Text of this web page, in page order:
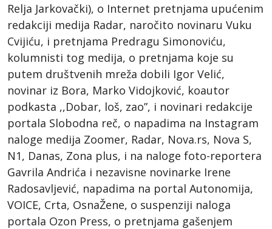
Relja Jarkovački), o Internet pretnjama upućenim
redakciji medija Radar, naročito novinaru Vuku
Cvijiću, i pretnjama Predragu Simonoviću,
kolumnisti tog medija, o pretnjama koje su
putem društvenih mreža dobili Igor Velić,
novinar iz Bora, Marko Vidojković, koautor
podkasta ,,Dobar, loš, zao”, i novinari redakcije
portala Slobodna reč, o napadima na Instagram
naloge medija Zoomer, Radar, Nova.rs, Nova S,
N1, Danas, Zona plus, i na naloge foto-reportera
Gavrila Andrića i nezavisne novinarke Irene
Radosavljević, napadima na portal Autonomija,
VOICE, Crta, OsnaŽene, o suspenziji naloga
portala Ozon Press, o pretnjama gašenjem